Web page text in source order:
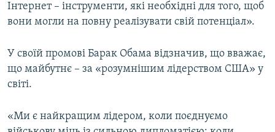
Інтернет – інструменти, які необхідні для того, щоб
вони могли на повну реалізувати свій потенціал».
У своїй промові Барак Обама відзначив, що вважає,
що майбутнє – за «розумнішим лідерством США» у
світі.
«Ми є найкращим лідером, коли поєднуємо